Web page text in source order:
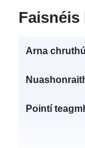
Faisnéis
Arna
Pointí